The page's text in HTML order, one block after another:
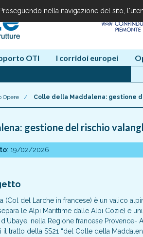
OTI I corridoi europei
Opere / Colle della Maddalena: gestione
gestione del rischio
: 19/02/2026
(Col del Larche in francese) è un valico
le Alpi Marittime dalle Alpi Cozie) e
nella Regione francese Provence-
il tratto della SS21 “del Colle della
nella navigazione del sito,